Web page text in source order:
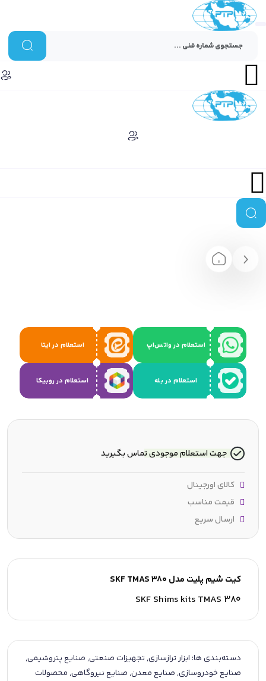
استعلام در واتس‌اپ استعلام در ایتا
استعلام در بله استعلام در روبیکا
کیت شیم پلیت مدل SKF TMAS 380
SKF Shims kits TMAS 380
دسته‌بندی ها: ابزار ترازسازی,تجهیزات صنعتی,صنایع پتروشیمی,
صنایع خودروسازی,صنایع معدن,صنایع نیروگاهی,محصولات
جهت استعلام موجودی تماس بگیرید
کالای اورجینال
قیمت مناسب
ارسال سریع